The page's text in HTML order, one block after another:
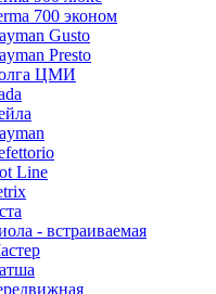
700 эконом
Gusto
Presto
ЦМИ
Line
- встраиваемая